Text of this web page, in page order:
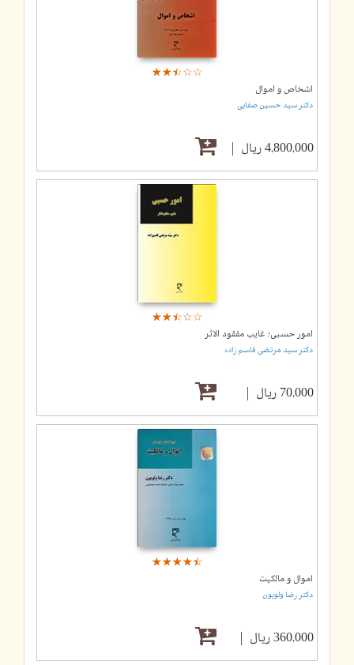
☆☆☆☆☆
★★★★★
اشخاص و اموال
دکتر سید حسین صفایی
4,800,000 ریال
☆☆☆☆☆
★★★★★
امور حسبی؛ غایب مفقود الاثر
دکتر سید مرتضی قاسم زاده
70,000 ریال
☆☆☆☆☆
★★★★★
اموال و مالکیت
دکتر رضا ولویون
360,000 ریال